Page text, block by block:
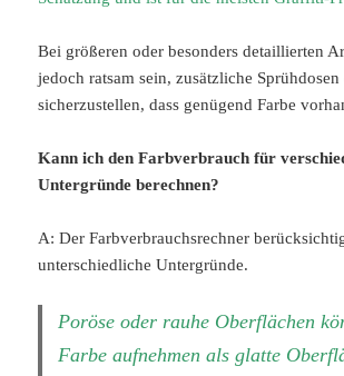
Bei größeren oder besonders detaillierten
jedoch ratsam sein, zusätzliche
sicherzustellen, dass genügend Farbe
Kann ich den Farbverbrauch für
Untergründe berechnen?
A: Der Farbverbrauchsrechner
unterschiedliche Untergründe.
Poröse oder rauhe Oberflächen
Farbe aufnehmen als glatte